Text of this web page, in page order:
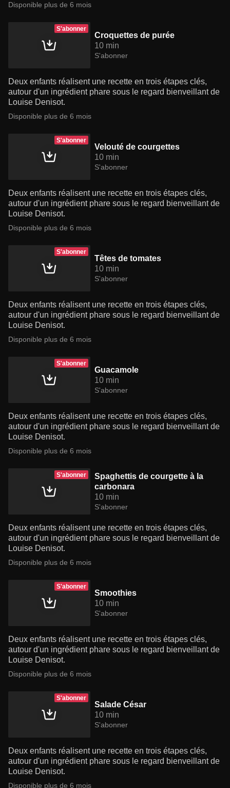
Disponible plus de 6 mois
S'abonner
Croquettes de purée
10 min
S'abonner
Deux enfants réalisent une recette en trois étapes clés,
autour d'un ingrédient phare sous le regard bienveillant de
Louise Denisot.
Disponible plus de 6 mois
S'abonner
Velouté de courgettes
10 min
S'abonner
Deux enfants réalisent une recette en trois étapes clés,
autour d'un ingrédient phare sous le regard bienveillant de
Louise Denisot.
Disponible plus de 6 mois
S'abonner
Têtes de tomates
10 min
S'abonner
Deux enfants réalisent une recette en trois étapes clés,
autour d'un ingrédient phare sous le regard bienveillant de
Louise Denisot.
Disponible plus de 6 mois
S'abonner
Guacamole
10 min
S'abonner
Deux enfants réalisent une recette en trois étapes clés,
autour d'un ingrédient phare sous le regard bienveillant de
Louise Denisot.
Disponible plus de 6 mois
S'abonner
Spaghettis de courgette à la
carbonara
10 min
S'abonner
Deux enfants réalisent une recette en trois étapes clés,
autour d'un ingrédient phare sous le regard bienveillant de
Louise Denisot.
Disponible plus de 6 mois
S'abonner
Smoothies
10 min
S'abonner
Deux enfants réalisent une recette en trois étapes clés,
autour d'un ingrédient phare sous le regard bienveillant de
Louise Denisot.
Disponible plus de 6 mois
S'abonner
Salade César
10 min
S'abonner
Deux enfants réalisent une recette en trois étapes clés,
autour d'un ingrédient phare sous le regard bienveillant de
Louise Denisot.
Disponible plus de 6 mois